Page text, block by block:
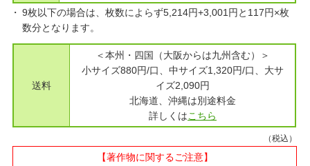
9枚以下の場合は、枚数によらず5,214円+3,001円と117円×枚
数分となります。
送料
＜本州・四国（大阪からは九州含む）＞
小サイズ880円/口、中サイズ1,320円/口、大サ
イズ2,090円
北海道、沖縄は別途料金
詳しくはこちら
（税込）
【著作物に関するご注意】